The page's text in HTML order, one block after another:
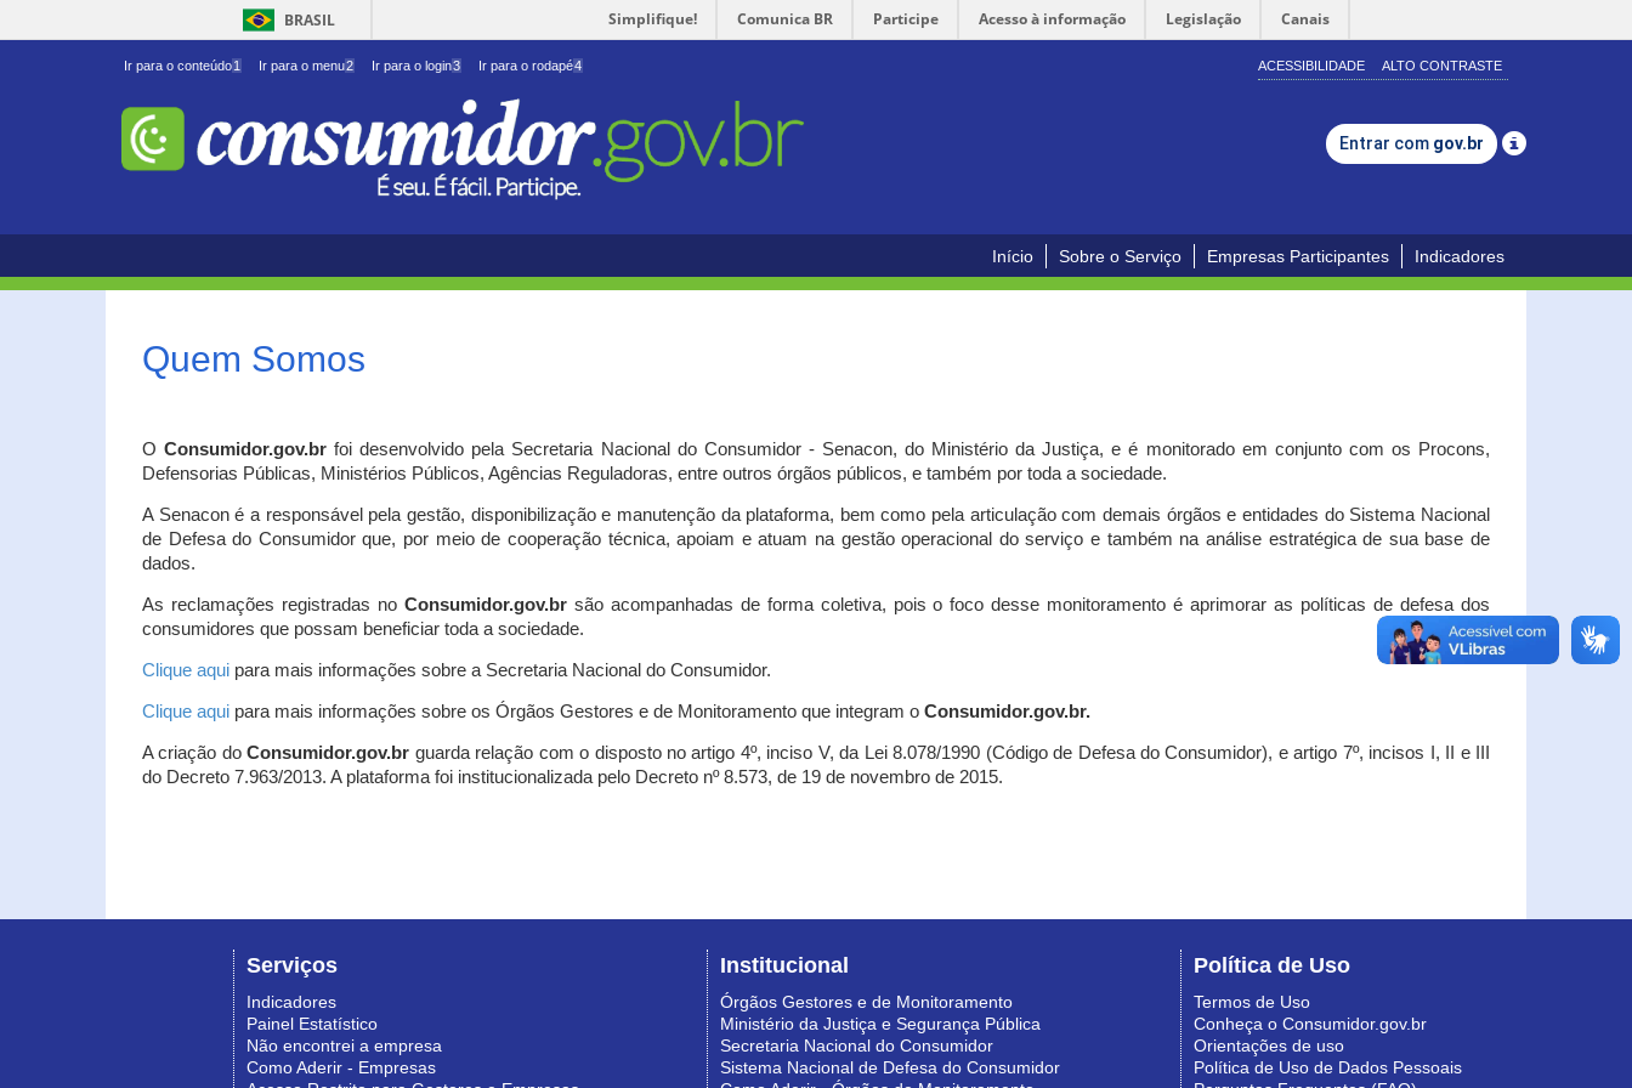
BRASIL Simplifique! Comunica BR Participe Acesso à informação Legislação Canais
Ir para o conteúdo1 Ir para o menu2 Ir para o login3 Ir para o rodapé4 ACESSIBILIDADE ALTO CONTRASTE
Entrar com gov.br
Início Sobre o Serviço Empresas Participantes Indicadores
Quem Somos
OConsumidor.gov.br foi desenvolvido pela Secretaria Nacional do Consumidor - Senacon, do Ministério da Justiça, e é monitorado em conjunto com os Procons,
Defensorias Públicas, Ministérios Públicos, Agências Reguladoras, entre outros órgãos públicos, e também por toda a sociedade.
A Senacon é a responsável pela gestão, disponibilização e manutenção da plataforma, bem como pela articulação com demais órgãos e entidades do Sistema Nacional
de Defesa do Consumidor que, por meio de cooperação técnica, apoiam e atuam na gestão operacional do serviço e também na análise estratégica de sua base de
dados.
As reclamações registradas no Consumidor.gov.brsão acompanhadas de forma coletiva, pois o foco desse monitoramento é aprimorar as políticas de defesa dos
consumidores que possam beneficiar toda a sociedade.
Clique aqui para mais informações sobre a Secretaria Nacional do Consumidor.
Clique aqui para mais informações sobre os Órgãos Gestores e de Monitoramento que integram o Consumidor.gov.br.
A criação doConsumidor.gov.br guarda relação com o disposto no artigo 4º, inciso V, da Lei 8.078/1990 (Código de Defesa do Consumidor), e artigo 7º, incisos I, II e III
do Decreto 7.963/2013. A plataforma foi institucionalizada pelo Decreto nº 8.573, de 19 de novembro de 2015.
Serviços
Indicadores
Painel Estatístico
Não encontrei a empresa
Como Aderir - Empresas
Institucional
Órgãos Gestores e de Monitoramento
Ministério da Justiça e Segurança Pública
Secretaria Nacional do Consumidor
Sistema Nacional de Defesa do Consumidor
Política de Uso
Termos de Uso
Conheça o Consumidor.gov.br
Orientações de uso
Política de Uso de Dados Pessoais